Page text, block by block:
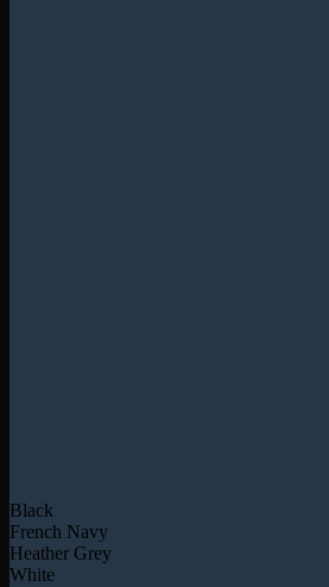
Black
French Navy
Heather Grey
White